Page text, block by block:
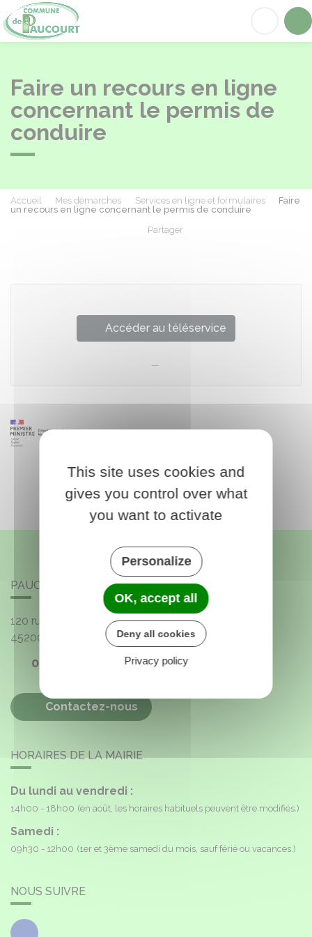
Faire un recours en ligne
concernant le permis de
conduire
Accueil Mes démarches Services en ligne et formulaires
Faire
un recours en ligne concernant le permis de conduire
Partager
Accéder au téléservice
PAUCOURT
120 rue de l'Église
45200
02 38 85 40 16
Contactez-nous
HORAIRES DE LA MAIRIE
Du lundi au vendredi :
14h00 - 18h00 (en août, les horaires habituels peuvent être modifiés.)
Samedi :
09h30 - 12h00 (1er et 3ème samedi du mois, sauf férié ou vacances.)
NOUS SUIVRE
This site uses cookies and
gives you control over what
you want to activate
Personalize
OK, accept all
Deny all cookies
Privacy policy